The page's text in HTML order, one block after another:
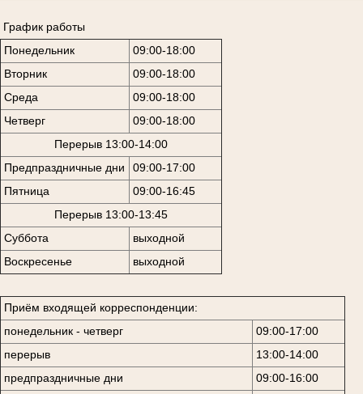
График работы
Понедельник
09:00-18:00
Вторник
09:00-18:00
Среда
09:00-18:00
Четверг
09:00-18:00
Перерыв 13:00-14:00
Предпраздничные дни
09:00-17:00
Пятница
09:00-16:45
Перерыв 13:00-13:45
Суббота
выходной
Воскресенье
выходной
Приём входящей корреспонденции:
понедельник - четверг
09:00-17:00
перерыв
13:00-14:00
предпраздничные дни
09:00-16:00